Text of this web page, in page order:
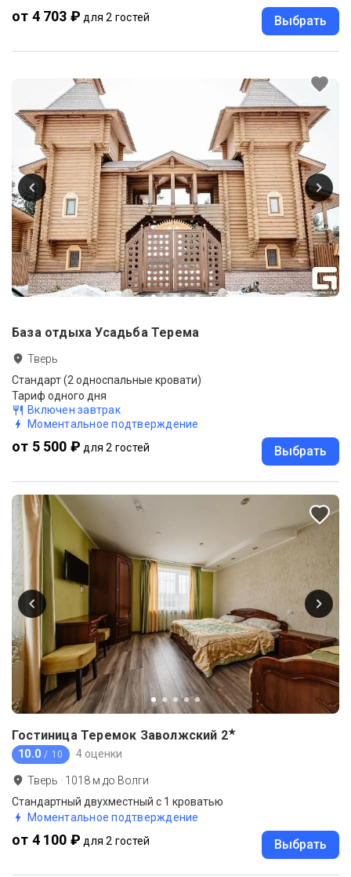
от 4 703 ₽ для 2 гостей Выбрать
База отдыха Усадьба Терема
Тверь
Стандарт (2 односпальные кровати)
Тариф одного дня
Включен завтрак
Моментальное подтверждение
от 5 500 ₽ для 2 гостей Выбрать
Гостиница Теремок Заволжский 2★
10.0 / 10 4 оценки
Тверь · 1018 м до Волги
Стандартный двухместный с 1 кроватью
Моментальное подтверждение
от 4 100 ₽ для 2 гостей Выбрать